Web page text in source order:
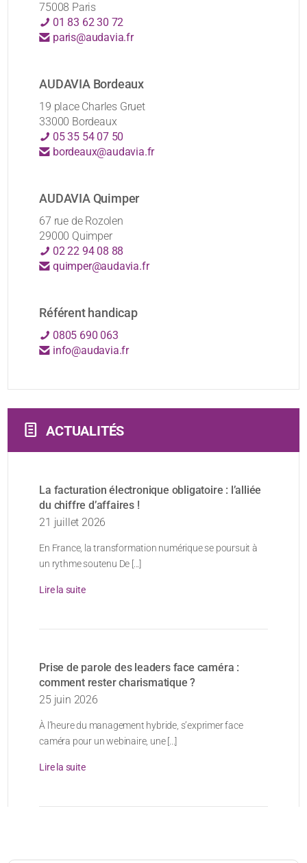
75008 Paris
01 83 62 30 72
paris@audavia.fr
AUDAVIA Bordeaux
19 place Charles Gruet
33000 Bordeaux
05 35 54 07 50
bordeaux@audavia.fr
AUDAVIA Quimper
67 rue de Rozolen
29000 Quimper
02 22 94 08 88
quimper@audavia.fr
Référent handicap
0805 690 063
info@audavia.fr
ACTUALITÉS
La facturation électronique obligatoire : l’alliée
du chiffre d’affaires !
21 juillet 2026
En France, la transformation numérique se poursuit à
un rythme soutenu De [...]
Lire la suite
Prise de parole des leaders face caméra :
comment rester charismatique ?
25 juin 2026
À l’heure du management hybride, s’exprimer face
caméra pour un webinaire, une [...]
Lire la suite